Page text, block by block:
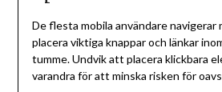
De flesta mobila användare navigerar
placera viktiga knappar och länkar
tumme. Undvik att placera klickbara
varandra för att minska risken för